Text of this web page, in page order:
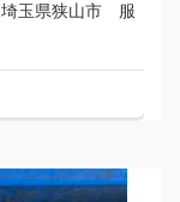
埼玉県狭山市 服